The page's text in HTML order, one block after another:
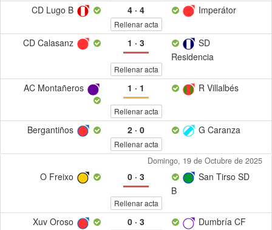
CD Lugo B 4· 4 Imperátor
Rellenar acta
CD Calasanz 1 · 3
SD
Residencia
Rellenar acta
AC Montañeros 1 · 1 R Villalbés
Rellenar acta
Bergantiños 2· 0 G Caranza
Rellenar acta
Domingo, 19 de Octubre de 2025
O Freixo 0· 3
San Tirso SD
B
Rellenar acta
Xuv Oroso 0· 3 Dumbría CF